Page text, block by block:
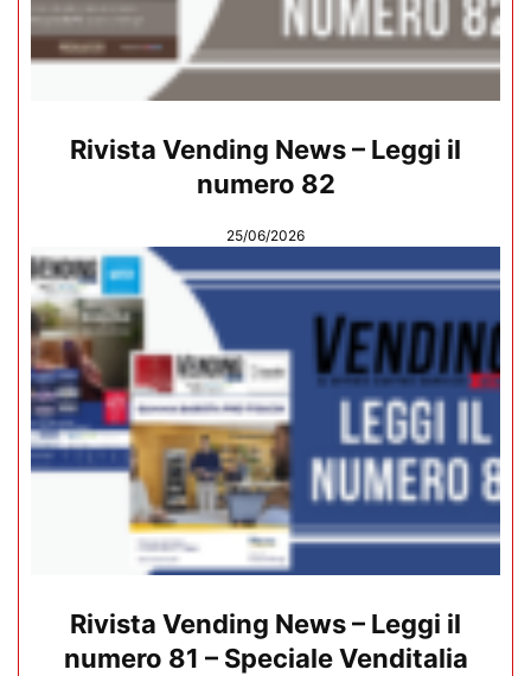
Rivista Vending News – Leggi il
numero 82
25/06/2026
Rivista Vending News – Leggi il
numero 81 – Speciale Venditalia